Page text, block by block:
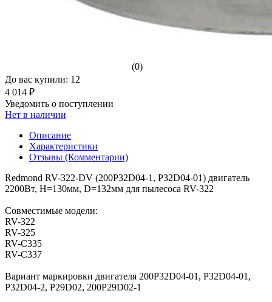
(0)
До вас купили: 12
4 014 ₽
Уведомить о поступлении
Нет в наличии
Описание
Характеристики
Отзывы (Комментарии)
Redmond RV-322-DV (200P32D04-1, P32D04-01) двигатель
2200Вт, H=130мм, D=132мм для пылесоса RV-322
Совместимые модели:
RV-322
RV-325
RV-C335
RV-C337
Вариант маркировки двигателя 200P32D04-01, P32D04-01,
P32D04-2, P29D02, 200P29D02-1